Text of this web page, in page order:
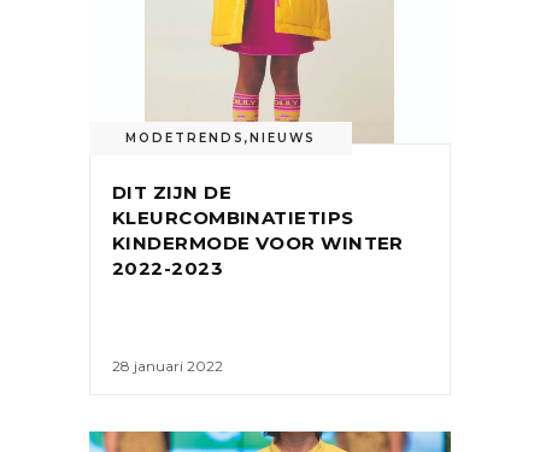
MODETRENDS , NIEUWS
DIT ZIJN DE
KLEURCOMBINATIETIPS
KINDERMODE VOOR WINTER
2022-2023
28 januari 2022